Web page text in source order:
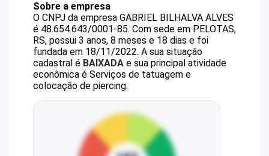
Sobre a empresa
O CNPJ da empresa GABRIEL BILHALVA ALVES
é 48.654.643/0001-85. Com sede em PELOTAS,
RS, possui 3 anos, 8 meses e 18 dias e foi
fundada em 18/11/2022. A sua situação
cadastral é BAIXADA e sua principal atividade
econômica é Serviços de tatuagem e
colocação de piercing.